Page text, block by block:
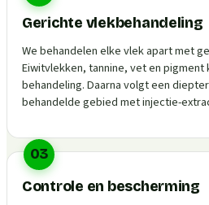
Gerichte vlekbehandeling
We behandelen elke vlek apart met
Eiwitvlekken, tannine, vet en pigment
behandeling. Daarna volgt een
behandelde gebied met injectie-
03
Controle en bescherming